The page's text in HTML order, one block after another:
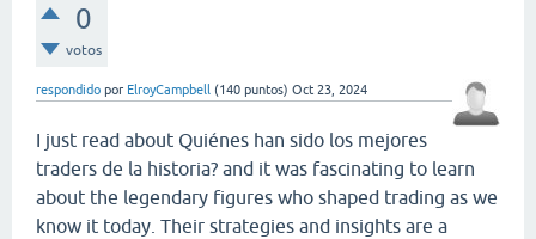
0
votos
respondido por ElroyCampbell (140 puntos) Oct 23, 2024
I just read about Quiénes han sido los mejores
traders de la historia? and it was fascinating to learn
about the legendary figures who shaped trading as we
know it today. Their strategies and insights are a